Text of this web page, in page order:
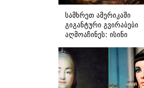
სამხრეთ ამერიკაში
გიგანტური გვირაბები
აღმოაჩინეს: ისინი
შექმნილია და არც
ბუნების - ვინ ააშენა
საიდუმლო
ლაბირინთები?